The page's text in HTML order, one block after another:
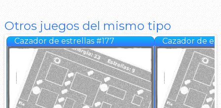
Otros juegos del mismo tipo
Cazador de estrellas #177 Cazador de